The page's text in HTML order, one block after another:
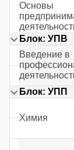
Основы
Блок: УПВ
Введение в
Блок: УПП
Химия